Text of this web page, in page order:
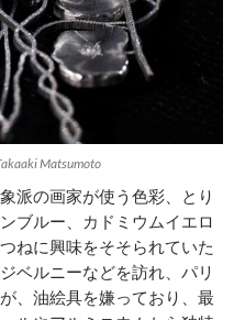
Matsumoto
派の画家が使う色彩、とり
ブルー、カドミウムイエロ
ねに興味をそそられていた
ベルニーなどを訪れ、パリ
、油絵具を嫌っており、最